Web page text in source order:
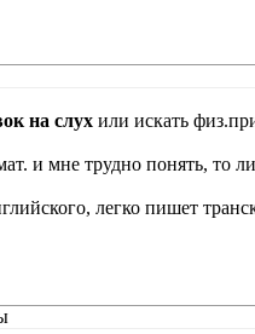
на слух или искать
и мне трудно понять, то
легко пишет